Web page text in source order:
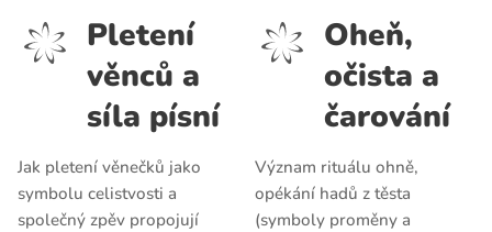
Pletení
věnců a
síla písní
Jak pletení věnečků jako
symbolu celistvosti a
společný zpěv propojují
Oheň,
očista a
čarování
Význam rituálu ohně,
opékání hadů z těsta
(symboly proměny a